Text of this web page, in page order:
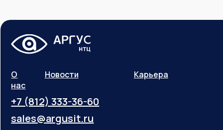
О
нас
+7 (812) 333-36-60
sales@argusit.ru
Новости Карьера